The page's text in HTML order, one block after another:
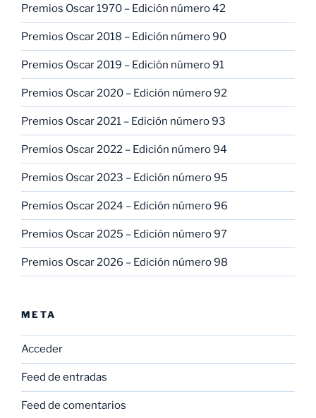
Premios Oscar 1970 – Edición número 42
Premios Oscar 2018 – Edición número 90
Premios Oscar 2019 – Edición número 91
Premios Oscar 2020 – Edición número 92
Premios Oscar 2021 – Edición número 93
Premios Oscar 2022 – Edición número 94
Premios Oscar 2023 – Edición número 95
Premios Oscar 2024 – Edición número 96
Premios Oscar 2025 – Edición número 97
Premios Oscar 2026 – Edición número 98
META
Acceder
Feed de entradas
Feed de comentarios